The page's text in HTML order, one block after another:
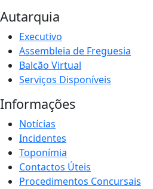
Autarquia
Executivo
Assembleia de Freguesia
Balcão Virtual
Serviços Disponíveis
Informações
Notícias
Incidentes
Toponímia
Contactos Úteis
Procedimentos Concursais